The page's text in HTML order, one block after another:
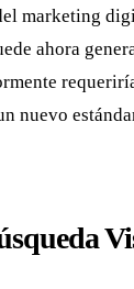
marketing
ahora
nuevo